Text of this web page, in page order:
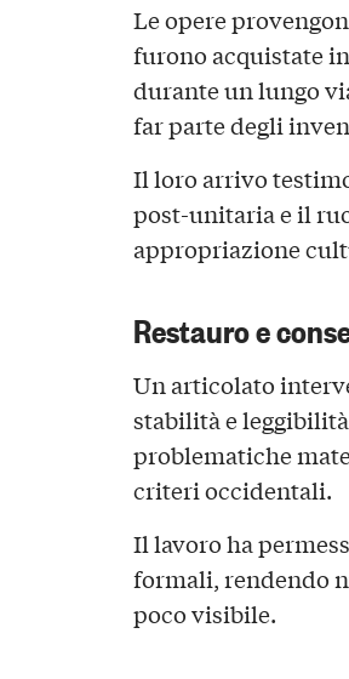
Le opere
furono acquistate
durante un lungo
far parte degli
Il loro arrivo
post-unitaria e il
appropriazione
Restauro e
Un articolato
stabilità e
problematiche
criteri occidentali.
Il lavoro ha
formali, rendendo
poco visibile.